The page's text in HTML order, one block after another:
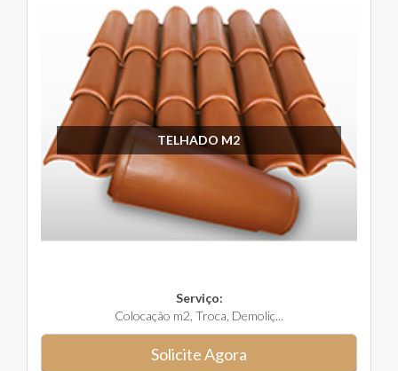
TELHADO M2
Serviço:
Colocação m2, Troca, Demoliç...
Solicite Agora